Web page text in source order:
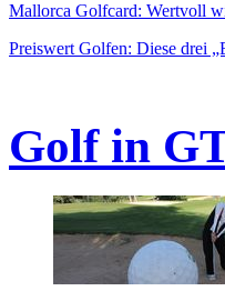
Mallorca Golfcard: Wertvoll
Preiswert Golfen: Diese drei
Golf in